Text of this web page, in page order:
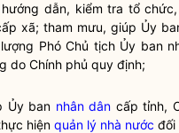
dẫn, kiểm tra tổ
xã; tham mưu, giúp Ủy
Phó Chủ tịch Ủy ban
do Chính phủ quy định;
Ủy ban nhân dân cấp tỉnh,
hiện quản lý nhà nước đối